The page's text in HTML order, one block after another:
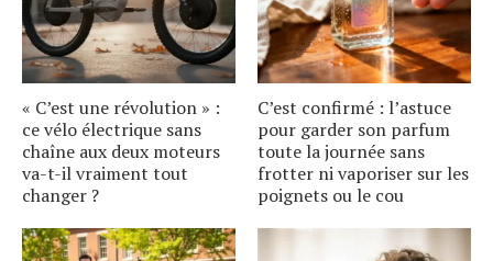
« C’est une révolution » :
ce vélo électrique sans
chaîne aux deux moteurs
va-t-il vraiment tout
changer ?
C’est confirmé : l’astuce
pour garder son parfum
toute la journée sans
frotter ni vaporiser sur les
poignets ou le cou